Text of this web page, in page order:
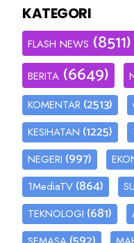
KATEGORI
FLASH NEWS (8511)
BERITA (6649)
KOMENTAR (2513)
KESIHATAN (1225)
NEGERI (997)
1MediaTV (864)
TEKNOLOGI (681)